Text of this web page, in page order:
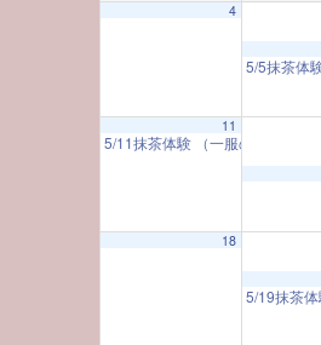
4
5/5抹茶体
11
5/11抹茶体験 （一服のお茶とと
18
5/19抹茶